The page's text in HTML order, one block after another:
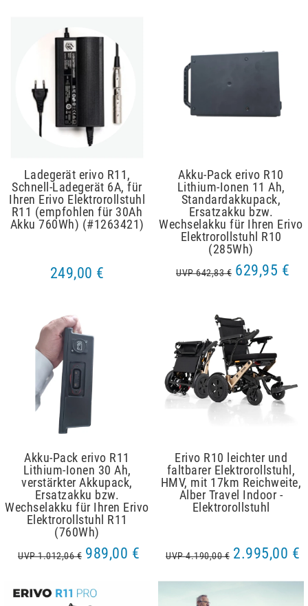
Ladegerät erivo R11,
Schnell-Ladegerät 6A, für
Ihren Erivo Elektrorollstuhl
R11 (empfohlen für 30Ah
Akku 760Wh) (#1263421)
249,00 €
Akku-Pack erivo R10
Lithium-Ionen 11 Ah,
Standardakkupack,
Ersatzakku bzw.
Wechselakku für Ihren Erivo
Elektrorollstuhl R10
(285Wh)
UVP 642,83 € 629,95 €
Akku-Pack erivo R11
Lithium-Ionen 30 Ah,
verstärkter Akkupack,
Ersatzakku bzw.
Wechselakku für Ihren Erivo
Elektrorollstuhl R11
(760Wh)
UVP 1.012,06 € 989,00 €
Erivo R10 leichter und
faltbarer Elektrorollstuhl,
HMV, mit 17km Reichweite,
Alber Travel Indoor -
Elektrorollstuhl
UVP 4.190,00 € 2.995,00 €